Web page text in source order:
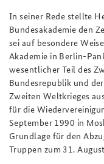
In seiner Rede stellte
Bundesakademie den
sei auf besondere
Akademie in Berlin-
wesentlicher Teil des
Bundesrepublik und
Zweiten Weltkrieges
für die
September 1990 in
Grundlage für den
Truppen zum 31.